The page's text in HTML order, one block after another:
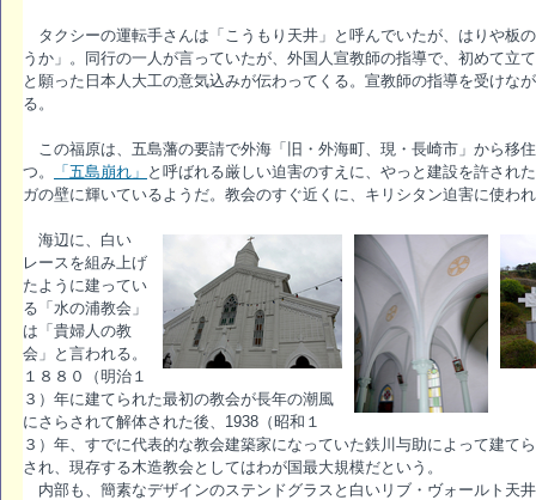
タクシーの運転手さんは「こうもり天井」と呼んでいたが、はりや板
うか」。同行の一人が言っていたが、外国人宣教師の指導で、初めて立
と願った日本人大工の意気込みが伝わってくる。宣教師の指導を受けな
る。
この福原は、五島藩の要請で外海「旧・外海町、現・長崎市」から移
つ。
「五島崩れ」 と呼ばれる厳しい迫害のすえに、やっと建設を許され
ガの壁に輝いているようだ。教会のすぐ近くに、キリシタン迫害に使わ
海辺に、白い
レースを組み上げ
たように建ってい
る「水の浦教会」
は「貴婦人の教
会」と言われる。
１８８０（明治１
３）年に建てられた最初の教会が長年の潮風
にさらされて解体された後、1938（昭和１
３）年、すでに代表的な教会建築家になっていた鉄川与助によって建て
され、現存する木造教会としてはわが国最大規模だという。
内部も、簡素なデザインのステンドグラスと白いリブ・ヴォールト天